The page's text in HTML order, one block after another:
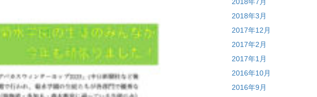
2018年3月
2017年12月
2017年2月
2017年1月
2016年10月
2016年9月